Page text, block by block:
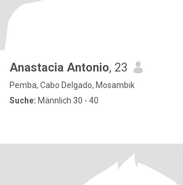
Anastacia Antonio, 23
Pemba, Cabo Delgado, Mosambik
Suche: Männlich 30 - 40